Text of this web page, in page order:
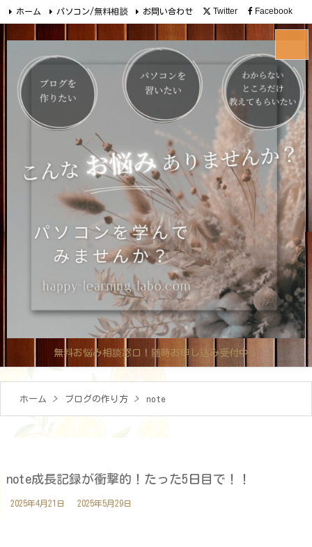
無料お悩み相談窓口！随時お申し込み受付中↓
メニュ
前へ
次へ
検索
ホーム パソコン/無料相談 お問い合わせ Twitter Facebook
ホーム > ブログの作り方 > note
note成長記録が衝撃的！たった5日目で！！
2025年4月21日 2025年5月29日